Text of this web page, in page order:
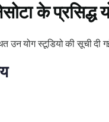
के प्रसिद्ध
उन योग स्टूडियो की सूची दी